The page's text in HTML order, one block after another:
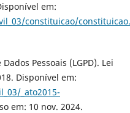
em:
constituicao/
Pessoais (LGPD). Lei
Disponível em:
_ato2015-
em: 10 nov. 2024.